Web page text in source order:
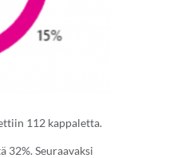
112 kappaletta.
32%. Seuraavaksi